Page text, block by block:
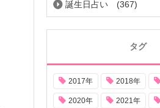
誕生日占い (367)
タグ
2017年 2018年
2020年 2021年